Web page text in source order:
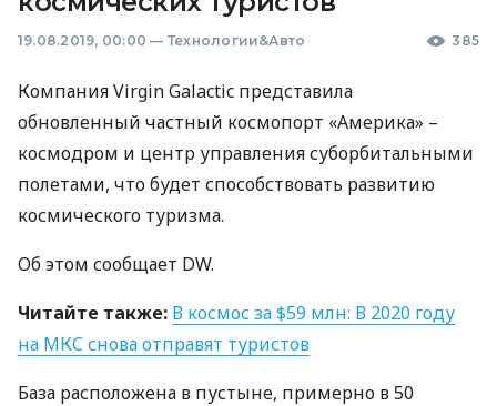
19.08.2019, 00:00 — Технологии&Авто 385
Компания Virgin Galactic представила
обновленный частный космопорт «Америка» –
космодром и центр управления суборбитальными
полетами, что будет способствовать развитию
космического туризма.
Об этом сообщает DW.
Читайте также: В космос за $59 млн: В 2020 году
на МКСснова отправят туристов
База расположена в пустыне, примерно в 50